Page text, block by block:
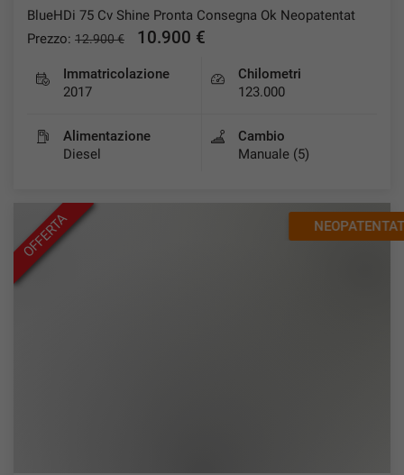
BlueHDi 75 Cv Shine Pronta Consegna Ok Neopatentat
Prezzo: 12.900 € 10.900 €
Immatricolazione
2017
Chilometri
123.000
Alimentazione
Diesel
Cambio
Manuale (5)
OFFERTA NEOPATENTATI
Salva
le